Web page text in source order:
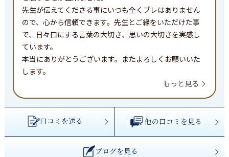
先生が伝えてくださる事にいつも全くブレはありません
ので、心から信頼できます。先生とご縁をいただけた事
で、日々口にする言葉の大切さ、思いの大切さを実感し
ています。
本当にありがとうございます。またよろしくお願いいた
します。
もっと見る
口コミを送る 他の口コミを見る
ブログを見る